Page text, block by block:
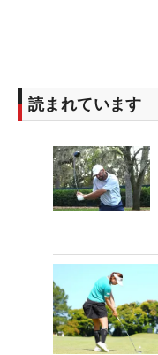
読まれています